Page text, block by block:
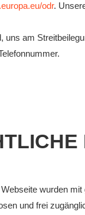
odr.
am
wurden
und frei